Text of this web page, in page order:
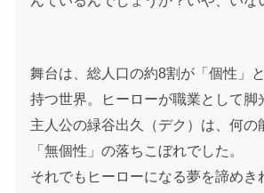
舞台は、総人口の約8割が「個性」
持つ世界。ヒーローが職業として脚
主人公の緑谷出久（デク）は、何の
「無個性」の落ちこぼれでした。
それでもヒーローになる夢を諦めき